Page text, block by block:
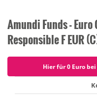
Amundi Funds -
Responsible F EUR
Hier für 0 Euro bei